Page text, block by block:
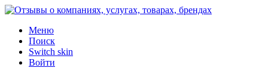
Меню
Поиск
Switch skin
Войти